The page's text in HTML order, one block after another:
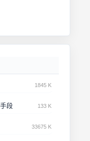
1845 K
段 133 K
33675 K